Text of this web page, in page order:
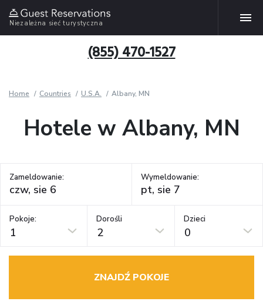
Niezależna sieć turystyczna
(855) 470-1527
Home Countries U.S.A. Albany, MN
Hotele w Albany, MN
Zameldowanie: Wymeldowanie:
Pokoje:
1
Dorośli
2
Dzieci
0
ZNAJDŹ POKOJE